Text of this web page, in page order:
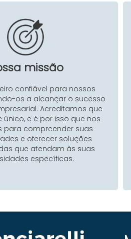
missão
confiável para nossos
os a alcançar o sucesso
Acreditamos que
único, e é por isso que nos
para compreender suas
e oferecer soluções
que atendam às suas
específicas.